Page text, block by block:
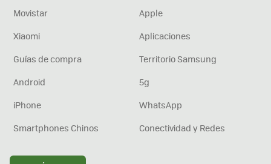
Movistar
Apple
Xiaomi
Aplicaciones
Guías de compra
Territorio Samsung
Android
5g
iPhone
WhatsApp
Smartphones Chinos
Conectividad y Redes